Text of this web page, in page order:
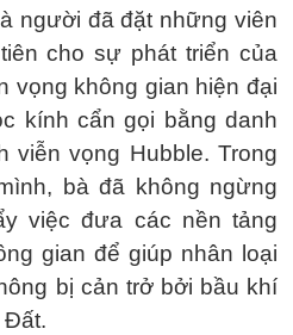
người đã đặt những viên
cho sự phát triển của
vọng không gian hiện đại
kính cẩn gọi bằng danh
viễn vọng Hubble. Trong
bà đã không ngừng
việc đưa các nền tảng
gian để giúp nhân loại
bị cản trở bởi bầu khí
Đất.